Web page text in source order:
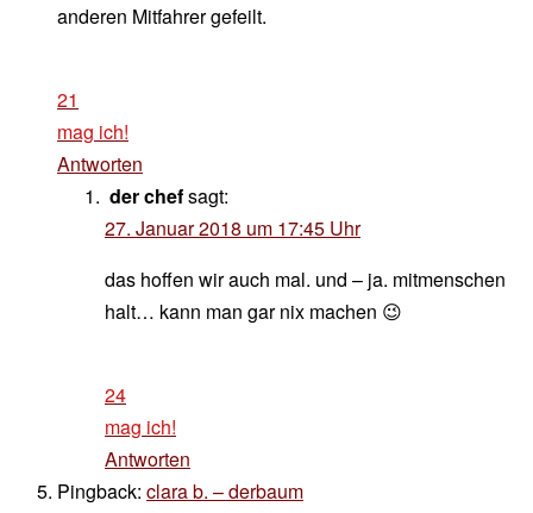
anderen Mitfahrer gefeilt.
21
mag ich!
Antworten
der chefsagt:
27. Januar 2018 um 17:45 Uhr
das hoffen wir auch mal. und – ja. mitmenschen
halt… kann man gar nix machen 😉
24
mag ich!
Antworten
Pingback: clara b. – derbaum